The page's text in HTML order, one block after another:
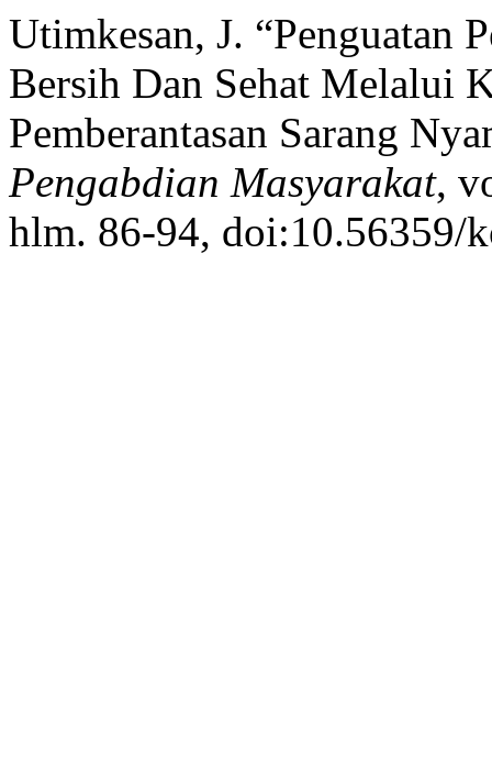
Utimkesan, J. “Penguatan
Bersih Dan Sehat Melalui
Pemberantasan Sarang
Pengabdian Masyarakat,
hlm. 86-94, doi:10.56359/